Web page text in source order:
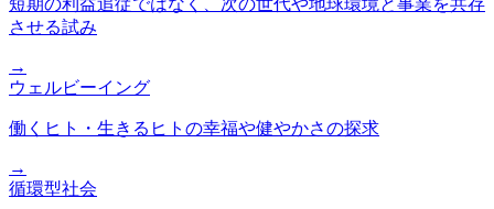
させる試み
→
ウェルビーイング
働くヒト・生きるヒトの幸福や健やかさの探求
→
循環型社会